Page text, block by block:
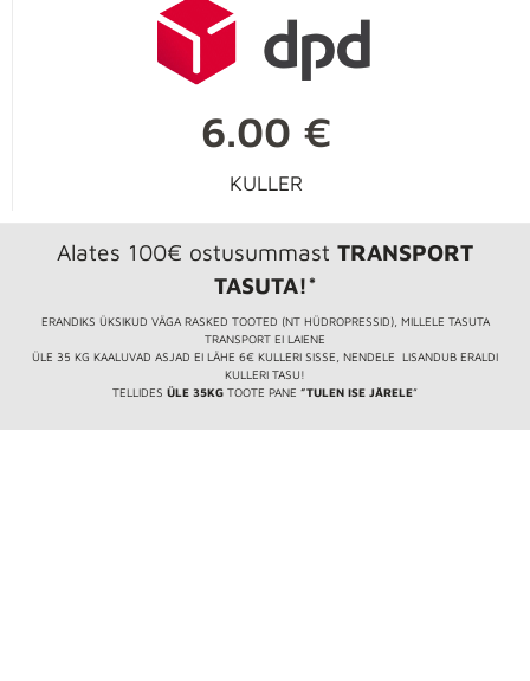
6.00 €
KULLER
Alates 100€ ostusummast TRANSPORT
TASUTA!*
ERANDIKS ÜKSIKUD VÄGA RASKED TOOTED (NT HÜDROPRESSID), MILLELE TASUTA
TRANSPORT EI LAIENE
ÜLE 35 KG KAALUVAD ASJAD EI LÄHE 6€ KULLERI SISSE, NENDELE LISANDUB ERALDI
KULLERI TASU!
TELLIDES ÜLE 35KG TOOTE PANE ”TULEN ISE JÄRELE”